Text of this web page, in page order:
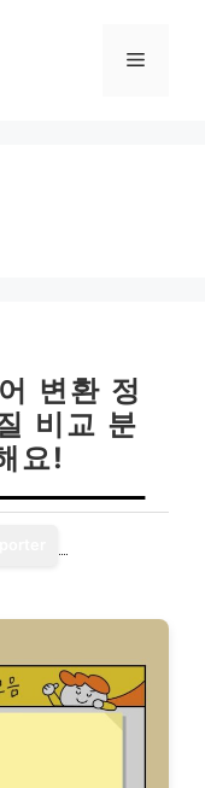
메
변환 정
비교 분
요!